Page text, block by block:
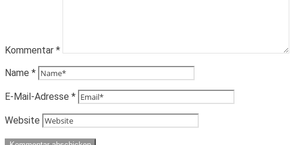
Kommentar *
Name *
E-Mail-Adresse *
Website